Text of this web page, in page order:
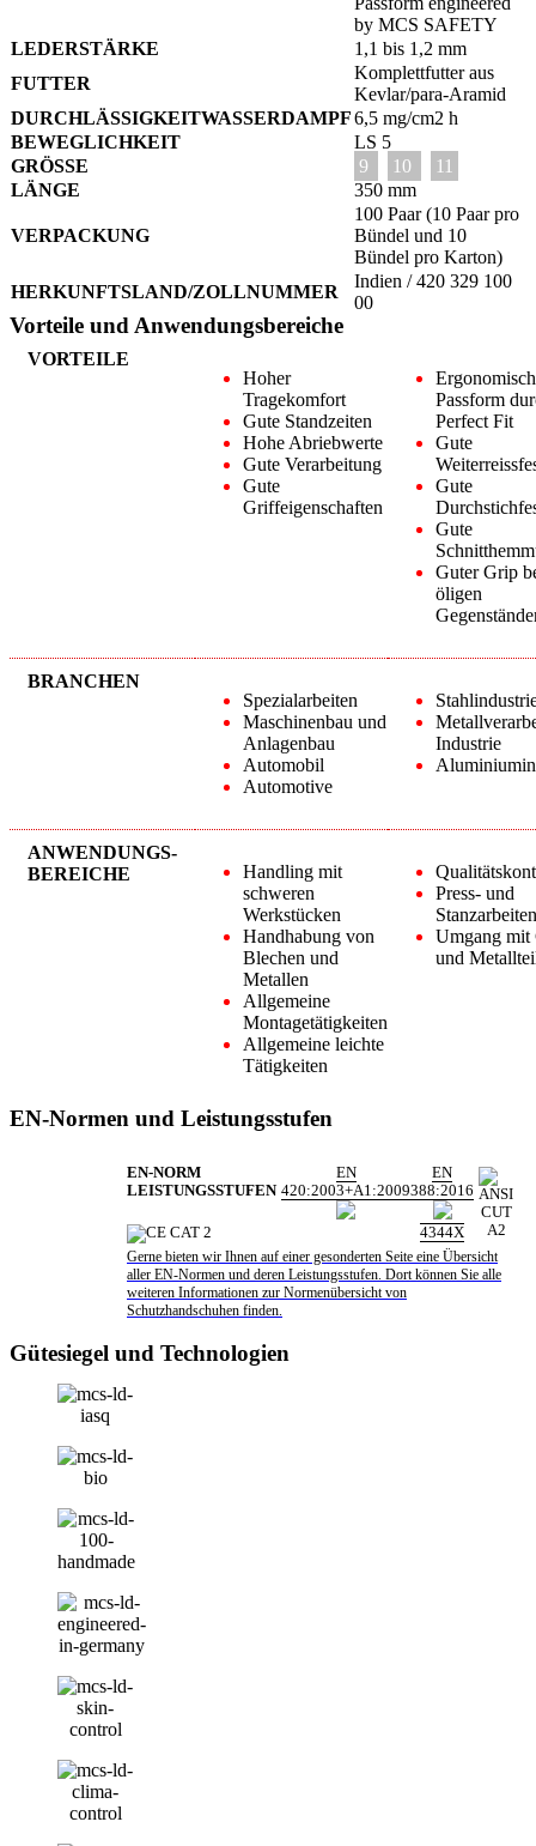
by MCS SAFETY
LEDERSTÄRKE
1,1 bis 1,2 mm
FUTTER
Komplettfutter aus
Kevlar/para-Aramid
DURCHLÄSSIGKEITWASSERDAMPF6,5 mg/cm2 h
BEWEGLICHKEIT
LS 5
GRÖSSE
9 10
11
LÄNGE
350 mm
VERPACKUNG
100 Paar (10 Paar pro
Bündel und 10
Bündel pro Karton)
HERKUNFTSLAND/ZOLLNUMMER
Indien / 420 329 100
00
Vorteile und Anwendungsbereiche
VORTEILE
Hoher
Tragekomfort
Gute Standzeiten
Hohe Abriebwerte
Gute Verarbeitung
Gute
Griffeigenschaften
Passform
Perfect Fit
Gute
Gute
Gute
Guter Grip
öligen
BRANCHEN
Spezialarbeiten
Maschinenbau und
Anlagenbau
Automobil
Automotive
Industrie
ANWENDUNGS-
BEREICHE
Handling mit
schweren
Werkstücken
Handhabung von
Blechen und
Metallen
Allgemeine
Montagetätigkeiten
Allgemeine leichte
Tätigkeiten
Press- und
Stanzarbeiten
Umgang mit
und
EN-Normen und Leistungsstufen
EN-NORM
LEISTUNGSSTUFEN
EN
420:2003+A1:2009
EN
388:2016
4344X
Gerne bieten wir Ihnen auf einer gesonderten Seite eine Übersicht
aller EN-Normen und deren Leistungsstufen. Dort können Sie alle
weiteren Informationen zur Normenübersicht von
Schutzhandschuhen finden.
Gütesiegel und Technologien